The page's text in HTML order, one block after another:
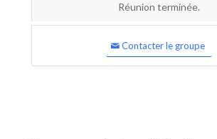
Réunion terminée.
Contacter le groupe